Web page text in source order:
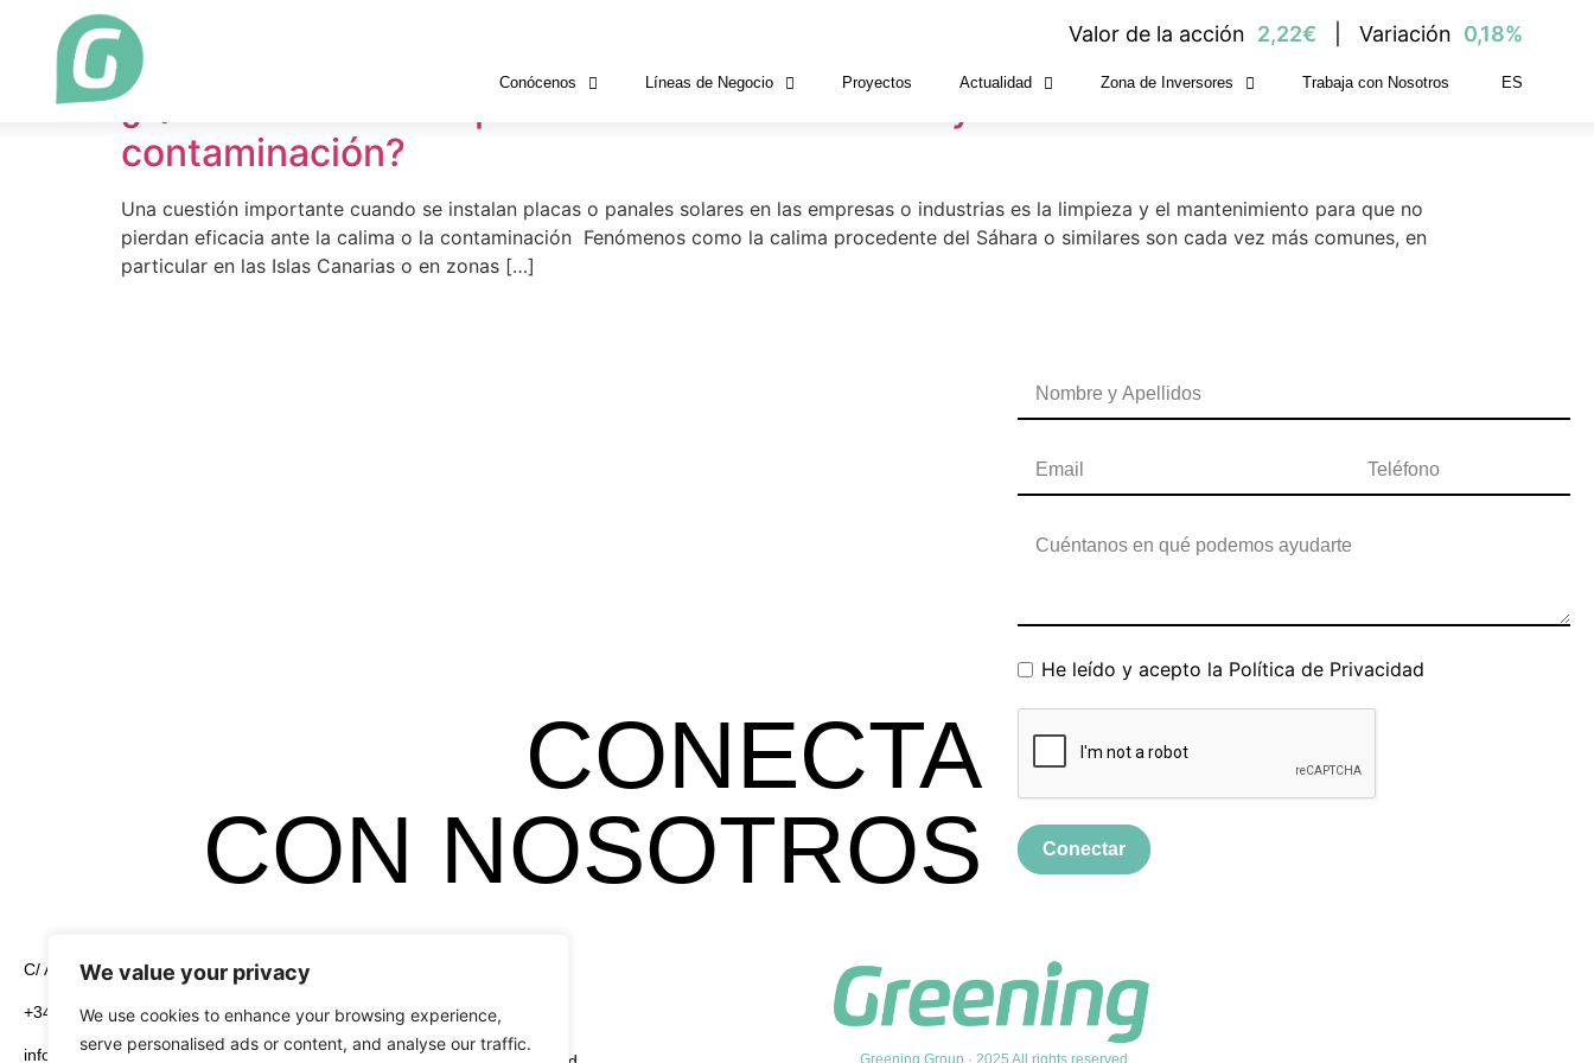
We value your privacy
We use cookies to enhance your browsing experience,
serve personalised ads or content, and analyse our traffic.
Valor de la acción 2,22€ Variación 0,18%
Conócenos Líneas de Negocio Proyectos Actualidad Zona de Inversores Trabaja con Nosotros ES
Etiqueta:
¿Qué hacer con los paneles solares cuando hay calima o mucha
contaminación?
Una cuestión importante cuando se instalan placas o panales solares en las empresas o industrias es la limpieza y el mantenimiento para que no
pierdan eficacia ante la calima o la contaminación Fenómenos como la calima procedente del Sáhara o similares son cada vez más comunes, en
particular en las Islas Canarias o en zonas […]
CONECTA
CON NOSOTROS
He leído y acepto la Política de Privacidad
Conectar
C/ Alcayata, 4 Pol. Ind. El Florío 18015 Granada
+34 958 19 84 31
info@greening-group.com
Aviso Legal